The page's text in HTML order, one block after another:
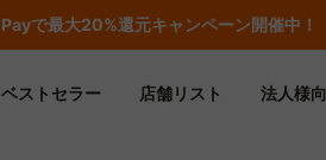
Payで最大20%還元キャンペーン開催中！
ベストセラー 店舗リスト 法人様